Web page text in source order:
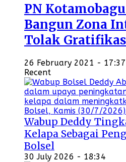
PN
Bangun Zona
Tolak
26 February 2021 - 17:37
Recent
Wabup Deddy
Kelapa Sebagai
Bolsel
30 July 2026 - 18:34